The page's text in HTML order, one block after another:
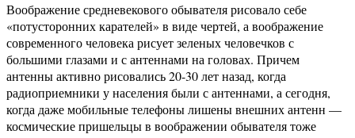
Воображение средневекового обывателя рисовало себе
«потусторонних карателей» в виде чертей, а воображение
современного человека рисует зеленых человечков с
большими глазами и с антеннами на головах. Причем
антенны активно рисовались 20-30 лет назад, когда
радиоприемники у населения были с антеннами, а сегодня,
когда даже мобильные телефоны лишены внешних антенн —
космические пришельцы в воображении обывателя тоже